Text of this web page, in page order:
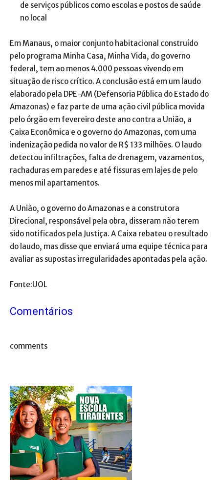
de serviços públicos como escolas e postos de saúde
no local
Em Manaus, o maior conjunto habitacional construído
pelo programa Minha Casa, Minha Vida, do governo
federal, tem ao menos 4.000 pessoas vivendo em
situação de risco crítico. A conclusão está em um laudo
elaborado pela DPE-AM (Defensoria Pública do Estado do
Amazonas) e faz parte de uma ação civil pública movida
pelo órgão em fevereiro deste ano contra a União, a
Caixa Econômica e o governo do Amazonas, com uma
indenização pedida no valor de R$ 133 milhões. O laudo
detectou infiltrações, falta de drenagem, vazamentos,
rachaduras em paredes e até fissuras em lajes de pelo
menos mil apartamentos.
A União, o governo do Amazonas e a construtora
Direcional, responsável pela obra, disseram não terem
sido notificados pela Justiça. A Caixa rebateu o resultado
do laudo, mas disse que enviará uma equipe técnica para
avaliar as supostas irregularidades apontadas pela ação.
Fonte:UOL
Comentários
comments